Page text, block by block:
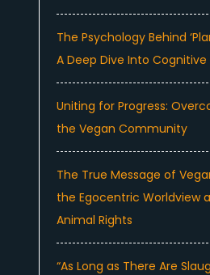
The Psychology Behind
A Deep Dive Into
Uniting for Progress:
the Vegan Community
The True Message of
the Egocentric Worldview
Animal Rights
“As Long as There Are